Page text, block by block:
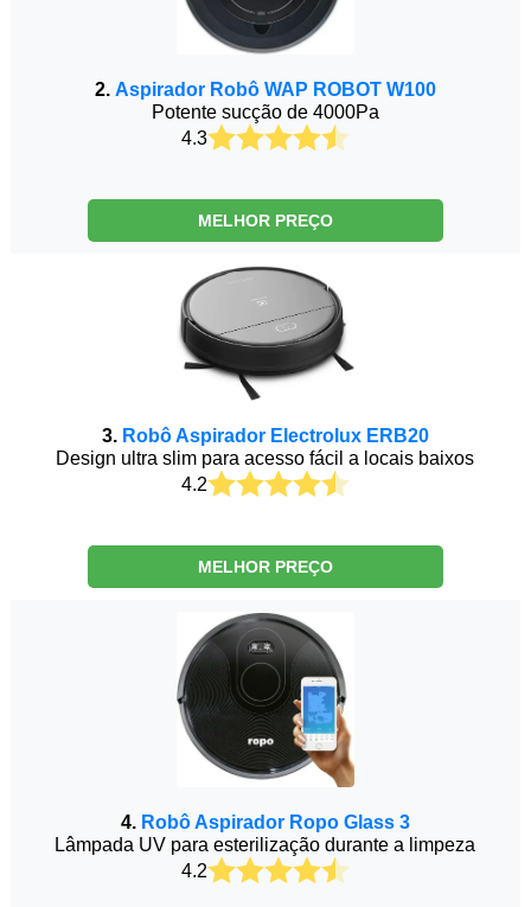
2. Aspirador Robô WAP ROBOT W100
Potente sucção de 4000Pa
4.3
MELHOR PREÇO
3. Robô Aspirador Electrolux ERB20
Design ultra slim para acesso fácil a locais baixos
4.2
MELHOR PREÇO
4. Robô Aspirador Ropo Glass 3
Lâmpada UV para esterilização durante a limpeza
4.2